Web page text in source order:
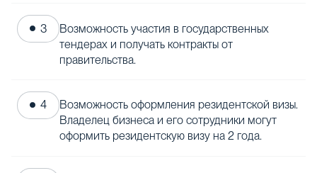
Возможность участия в государственных
тендерах и получать контракты от
правительства.
Возможность оформления резидентской визы.
Владелец бизнеса и его сотрудники могут
оформить резидентскую визу на 2 года.